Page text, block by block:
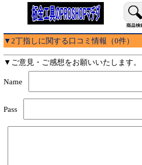
▼2丁指しに関する口コミ情報（0件）
▼ご意見・ご感想をお願いいたします。
Name
Pass